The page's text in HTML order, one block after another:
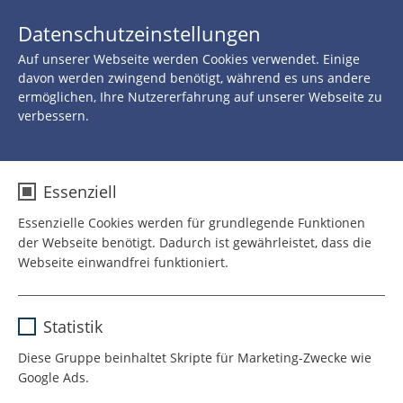
Datenschutzeinstellungen
Auf unserer Webseite werden Cookies verwendet. Einige
davon werden zwingend benötigt, während es uns andere
ermöglichen, Ihre Nutzererfahrung auf unserer Webseite zu
verbessern.
Essenziell
Essenzielle Cookies werden für grundlegende Funktionen
der Webseite benötigt. Dadurch ist gewährleistet, dass die
Webseite einwandfrei funktioniert.
Laufzeit
Statistik
Diese Gruppe beinhaltet Skripte für Marketing-Zwecke wie
Google Ads.